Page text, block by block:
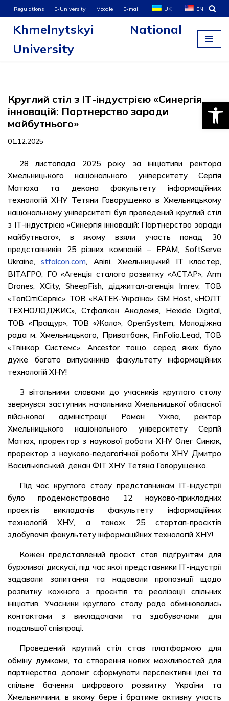
Skip
content
Regulations E-University Moodle E-mail UK EN
Khmelnytskyi National
University
Круглий стіл з ІТ-індустрією «Синергія
інновацій: Партнерство заради
майбутнього»
01.12.2025
28 листопада 2025 року за ініціативи ректора
Хмельницького національного університету Сергія
Матюха та декана факультету інформаційних
технологій ХНУ Тетяни Говорущенко в Хмельницькому
національному університеті був проведений круглий стіл
з ІТ-індустрією «Синергія інновацій: Партнерство заради
майбутнього», в якому взяли участь понад 30
представників 25 різних компаній – EPAM, SoftServe
Ukraine,stfalcon.com, Авіві, Хмельницький ІТ кластер,
ВІТАГРО, ГО «Агенція сталого розвитку «АСТАР», Arm
Drones, XCity, SheepFish, діджитал-агенція Imrev, ТОВ
«ТопСітіСервіс», ТОВ «КАТЕК-Україна», GM Host, «НОЛТ
ТЕХНОЛОДЖИС», Стфалкон Академія, Hexide Digital,
ТОВ «Пращур», ТОВ «Жало», OpenSystem, Молодіжна
рада м. Хмельницького, Приватбанк, FinFolio.Lead, ТОВ
«Твінкор Системс», Ancestor тощо, серед яких було
дуже багато випускників факультету інформаційних
технологій ХНУ!
З вітальними словами до учасників круглого столу
звернувся заступник начальника Хмельницької обласної
військової адміністрації Роман Ужва, ректор
Хмельницького національного університету Сергій
Матюх, проректор з наукової роботи ХНУ Олег Синюк,
проректор з науково-педагогічної роботи ХНУ Дмитро
Васильківський, декан ФІТ ХНУ Тетяна Говорущенко.
Під час круглого столу представникам ІТ-індустрії
було продемонстровано 12 науково-прикладних
проєктів викладачів факультету інформаційних
технологій ХНУ, а також 25 стартап-проєктів
здобувачів факультету інформаційних технологій ХНУ!
Кожен представлений проєкт став підґрунтям для
бурхливої дискусії, під час якої представники ІТ-індустрії
задавали запитання та надавали пропозиції щодо
розвитку кожного з проєктів та реалізації спільних
ініціатив. Учасники круглого столу радо обмінювались
контактами з викладачами та здобувачами для
подальшої співпраці.
Проведений круглий стіл став платформою для
обміну думками, та створення нових можливостей для
партнерства, допоміг сформувати перспективні ідеї та
спільне бачення цифрового розвитку України та
Хмельниччини, в якому бере і братиме активну участь